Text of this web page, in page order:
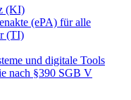
(KI)
(ePA) für alle
(TI)
und digitale Tools
nach §390 SGB V